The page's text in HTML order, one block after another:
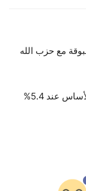
مع حزب الله
عند 5.4%